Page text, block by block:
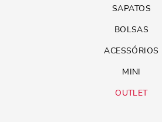
SAPATOS
BOLSAS
ACESSÓRIOS
MINI
OUTLET